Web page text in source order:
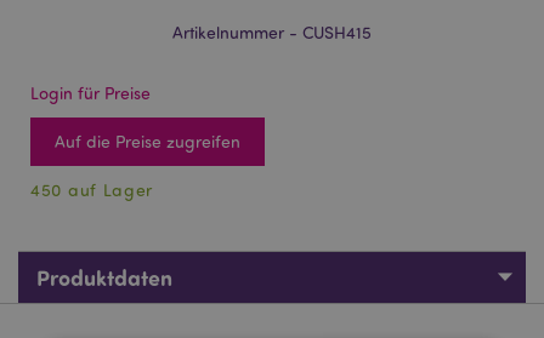
Artikelnummer - CUSH415
Login für Preise
Auf die Preise zugreifen
450 auf Lager
Produktdaten